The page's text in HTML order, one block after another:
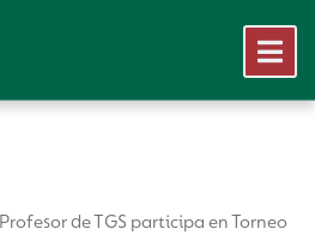
Profesor de TGS participa en Torneo